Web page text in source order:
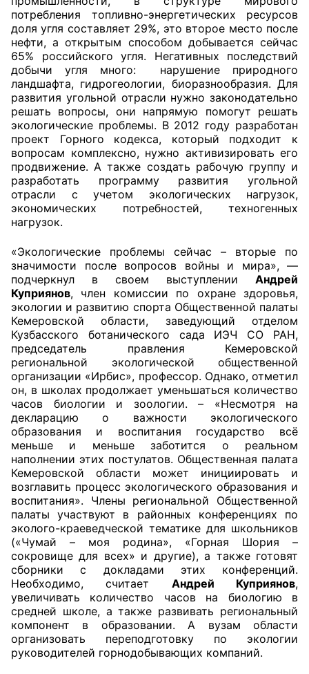
потребления топливно-энергетических ресурсов
доля угля составляет 29%, это второе место после
нефти, а открытым способом добывается сейчас
65% российского угля. Негативных последствий
добычи угля много: нарушение природного
ландшафта, гидрогеологии, биоразнообразия. Для
развития угольной отрасли нужно законодательно
решать вопросы, они напрямую помогут решать
экологические проблемы. В 2012 году разработан
проект Горного кодекса, который подходит к
вопросам комплексно, нужно активизировать его
продвижение. А также создать рабочую группу и
разработать программу развития угольной
отрасли с учетом экологических нагрузок,
экономических потребностей, техногенных
нагрузок.
«Экологические проблемы сейчас – вторые по
значимости после вопросов войны и мира», —
подчеркнул в своем выступлении Андрей
Куприянов, член комиссии по охране здоровья,
экологии и развитию спорта Общественной палаты
Кемеровской области, заведующий отделом
Кузбасского ботанического сада ИЭЧ СО РАН,
председатель правления Кемеровской
региональной экологической общественной
организации «Ирбис», профессор. Однако, отметил
он, в школах продолжает уменьшаться количество
часов биологии и зоологии. – «Несмотря на
декларацию о важности экологического
образования и воспитания государство всё
меньше и меньше заботится о реальном
наполнении этих постулатов. Общественная палата
Кемеровской области может инициировать и
возглавить процесс экологического образования и
воспитания». Члены региональной Общественной
палаты участвуют в районных конференциях по
эколого-краеведческой тематике для школьников
(«Чумай – моя родина», «Горная Шория –
сокровище для всех» и другие), а также готовят
сборники с докладами этих конференций.
Необходимо, считает Андрей Куприянов,
увеличивать количество часов на биологию в
средней школе, а также развивать региональный
компонент в образовании. А вузам области
организовать переподготовку по экологии
руководителей горнодобывающих компаний.